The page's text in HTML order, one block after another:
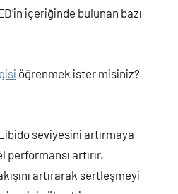
içeriğinde bulunan bazı
öğrenmek ister misiniz?
seviyesini artırmaya
performansı artırır.
artırarak sertleşmeyi